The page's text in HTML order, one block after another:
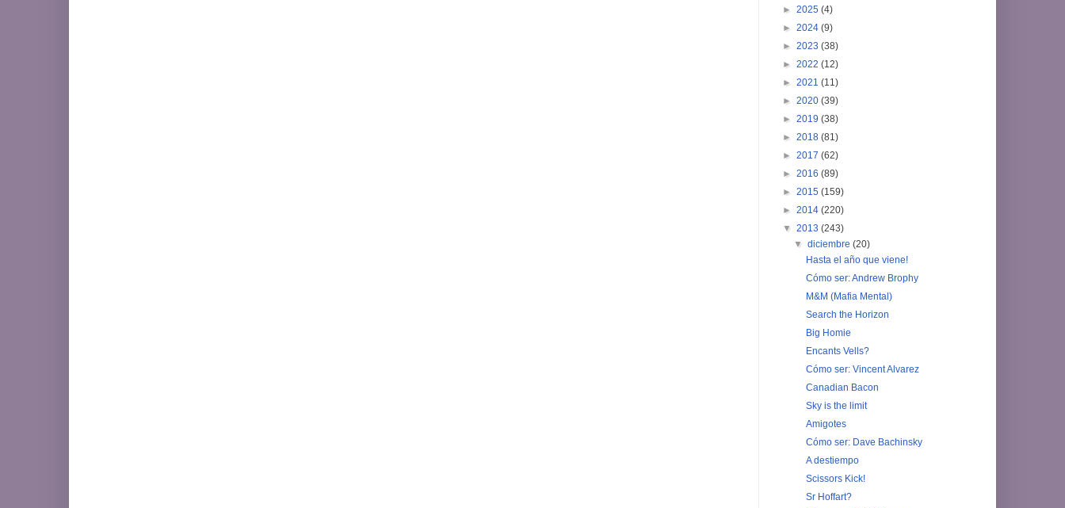
► 2025 (4)
► 2024 (9)
► 2023 (38)
► 2022 (12)
► 2021 (11)
► 2020 (39)
► 2019 (38)
► 2018 (81)
► 2017 (62)
► 2016 (89)
► 2015 (159)
► 2014 (220)
▼ 2013 (243)
▼diciembre(20)
Hasta el año que viene!
Cómo ser: Andrew Brophy
M&M (Mafia Mental)
Search the Horizon
Big Homie
Encants Vells?
Cómo ser: Vincent Alvarez
Canadian Bacon
Sky is the limit
Amigotes
Cómo ser: Dave Bachinsky
A destiempo
Scissors Kick!
Sr Hoffart?